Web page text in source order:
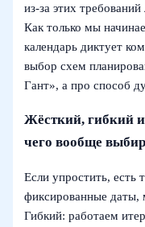
из‑за этих
Как только мы
календарь диктует
выбор схем
Гант», а про способ
Жёсткий, гибкий
чего вообще
Если упростить, есть
фиксированные даты,
Гибкий: работаем